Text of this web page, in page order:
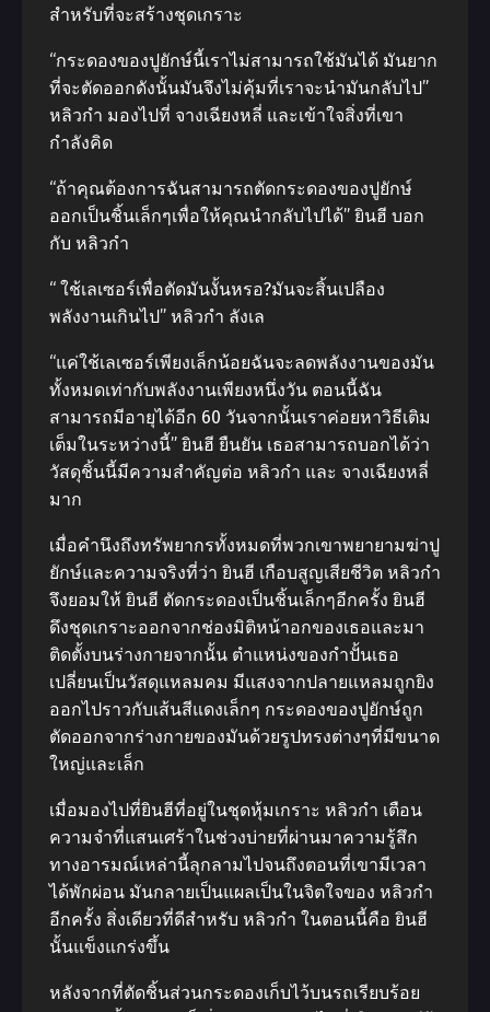
สำหรับที่จะสร้างชุดเกราะ
“กระดองของปูยักษ์นี้เราไม่สามารถใช้มันได้ มันยาก
ที่จะตัดออกดังนั้นมันจึงไม่คุ้มที่เราจะนำมันกลับไป”
หลิวกำ มองไปที่ จางเฉียงหลี่ และเข้าใจสิ่งที่เขา
กำลังคิด
“ถ้าคุณต้องการฉันสามารถตัดกระดองของปูยักษ์
ออกเป็นชิ้นเล็กๆเพื่อให้คุณนำกลับไปได้” ยินฮี บอก
กับ หลิวกำ
“ ใช้เลเซอร์เพื่อตัดมันงั้นหรอ?มันจะสิ้นเปลือง
พลังงานเกินไป” หลิวกำ ลังเล
“แค่ใช้เลเซอร์เพียงเล็กน้อยฉันจะลดพลังงานของมัน
ทั้งหมดเท่ากับพลังงานเพียงหนึ่งวัน ตอนนี้ฉัน
สามารถมีอายุได้อีก 60 วันจากนั้นเราค่อยหาวิธีเติม
เต็มในระหว่างนี้” ยินฮี ยืนยัน เธอสามารถบอกได้ว่า
วัสดุชิ้นนี้มีความสำคัญต่อ หลิวกำ และ จางเฉียงหลี่
มาก
เมื่อคำนึงถึงทรัพยากรทั้งหมดที่พวกเขาพยายามฆ่าปู
ยักษ์และความจริงที่ว่า ยินฮี เกือบสูญเสียชีวิต หลิวกำ
จึงยอมให้ ยินฮี ตัดกระดองเป็นชิ้นเล็กๆอีกครั้ง ยินฮี
ดึงชุดเกราะออกจากช่องมิติหน้าอกของเธอและมา
ติดตั้งบนร่างกายจากนั้น ตำแหน่งของกำปั้นเธอ
เปลี่ยนเป็นวัสดุแหลมคม มีแสงจากปลายแหลมถูกยิง
ออกไปราวกับเส้นสีแดงเล็กๆ กระดองของปูยักษ์ถูก
ตัดออกจากร่างกายของมันด้วยรูปทรงต่างๆที่มีขนาด
ใหญ่และเล็ก
เมื่อมองไปที่ยินฮีที่อยู่ในชุดหุ้มเกราะ หลิวกำ เตือน
ความจำที่แสนเศร้าในช่วงบ่ายที่ผ่านมาความรู้สึก
ทางอารมณ์เหล่านี้ลุกลามไปจนถึงตอนที่เขามีเวลา
ได้พักผ่อน มันกลายเป็นแผลเป็นในจิตใจของ หลิวกำ
อีกครั้ง สิ่งเดียวที่ดีสำหรับ หลิวกำ ในตอนนี้คือ ยินฮี
นั้นแข็งแกร่งขึ้น
หลังจากที่ตัดชิ้นส่วนกระดองเก็บไว้บนรถเรียบร้อย